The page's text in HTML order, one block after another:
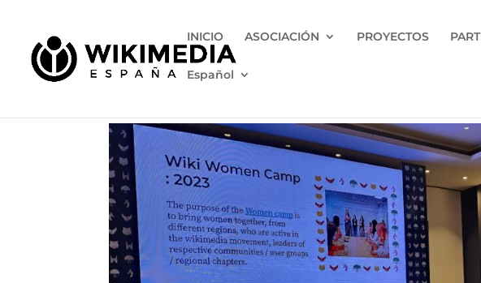
INICIO ASOCIACIÓN PROYECTOS
Español